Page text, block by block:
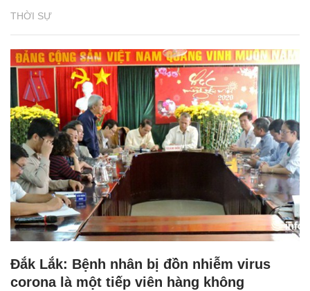
THỜI SỰ
Đắk Lắk: Bệnh nhân bị đồn nhiễm virus
corona là một tiếp viên hàng không